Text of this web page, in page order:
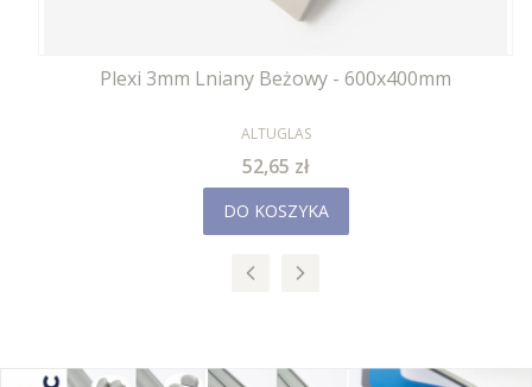
Plexi 3mm Lniany Beżowy - 600x400mm
PRODUCENT
ALTUGLAS
Cena
52,65 zł
DO KOSZYKA